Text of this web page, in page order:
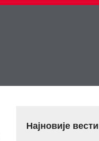
Најновије вести